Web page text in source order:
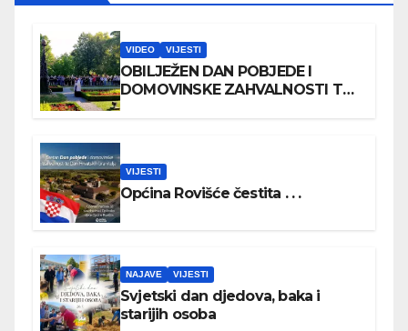
VIDEO VIJESTI
OBILJEŽEN DAN POBJEDE I
DOMOVINSKE ZAHVALNOSTI TE
VIJESTI
Općina Rovišće čestita . . .
NAJAVE VIJESTI
Svjetski dan djedova, baka i
starijih osoba